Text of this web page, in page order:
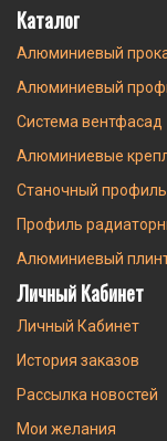
Каталог
Алюминиевый
Алюминиевый
Система вентфасад
Алюминиевые
Станочный профиль
Профиль
Алюминиевый
Личный Кабинет
Личный Кабинет
История заказов
Рассылка новостей
Мои желания